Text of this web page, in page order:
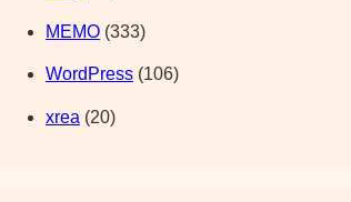
MEMO (333)
WordPress (106)
xrea (20)